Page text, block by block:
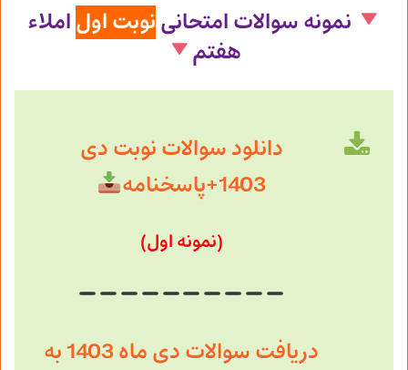
نمونه سوالات امتحانینوبت اولاملاء
هفتم
دانلود سوالات نوبت دی
1403+پاسخنامه
(نمونه اول)
دریافت سوالات دی ماه 1403 به